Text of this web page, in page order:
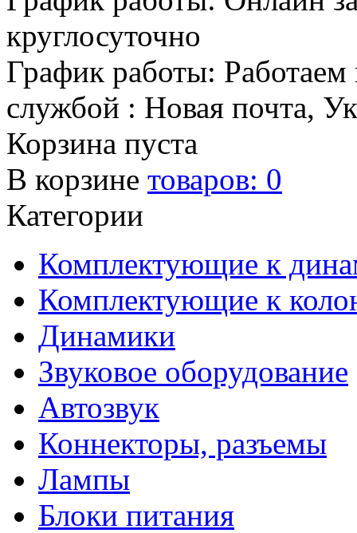
круглосуточно
График работы: Работаем
службой : Новая почта,
Корзина пуста
В корзине товаров: 0
Категории
Комплектующие к
Комплектующие к
Динамики
Звуковое оборудование
Автозвук
Коннекторы, разъемы
Лампы
Блоки питания